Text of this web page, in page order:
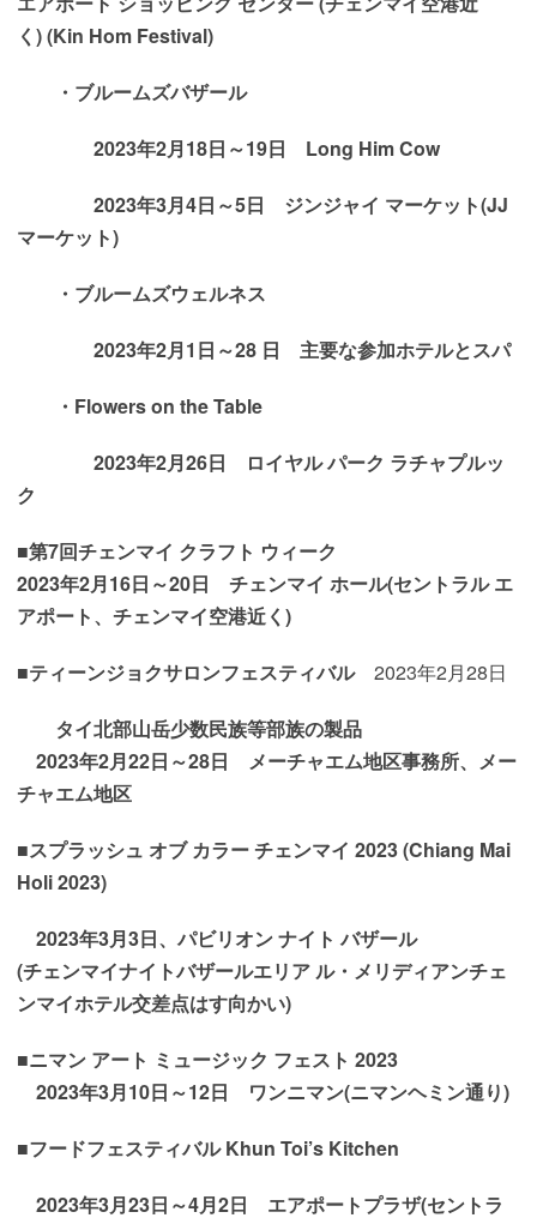
く)(Kin Hom Festival)
・ブルームズバザール
2023年2月18日～19日 Long Him Cow
2023年3月4日～5日 ジンジャイ マーケット(JJ
マーケット)
・ブルームズウェルネス
2023年2月1日～28 日 主要な参加ホテルとスパ
・Flowers on the Table
2023年2月26日 ロイヤル パーク ラチャプルッ
ク
■第7回チェンマイ クラフト ウィーク
2023年2月16日～20日 チェンマイ ホール(セントラル エ
アポート、 チェンマイ空港近く )
■ティーンジョクサロンフェスティバル 2023年2月28日
タイ北部山岳少数民族等部族の製品
2023年2月22日～28日 メーチャエム地区事務所、メー
チャエム地区
■スプラッシュ オブ カラー チェンマイ 2023 (Chiang Mai
Holi 2023)
2023年3月3日、 パビリオン ナイト バザール
(チェンマイナイトバザールエリア ル・メリディアンチェ
ンマイホテル交差点はす向かい)
■ニマン アート ミュージック フェスト 2023
2023年3月10日～12日 ワンニマン(ニマンヘミン通り)
■フードフェスティバルKhun Toi’s Kitchen
2023年3月23日～4月2日 エアポートプラザ(セントラ